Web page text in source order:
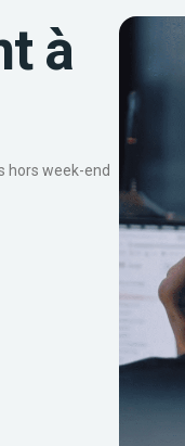
à
hors week-end